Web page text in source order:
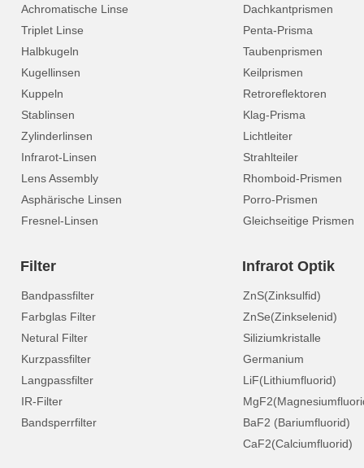
Achromatische Linse
Triplet Linse
Halbkugeln
Kugellinsen
Kuppeln
Stablinsen
Zylinderlinsen
Infrarot-Linsen
Lens Assembly
Asphärische Linsen
Fresnel-Linsen
Dachkantprismen
Penta-Prisma
Taubenprismen
Keilprismen
Retroreflektoren
Klag-Prisma
Lichtleiter
Strahlteiler
Rhomboid-Prismen
Porro-Prismen
Gleichseitige Prismen
Filter
Bandpassfilter
Farbglas Filter
Netural Filter
Kurzpassfilter
Langpassfilter
IR-Filter
Bandsperrfilter
Infrarot Optik
ZnS(Zinksulfid)
ZnSe(Zinkselenid)
Siliziumkristalle
Germanium
LiF(Lithiumfluorid)
BaF2 (Bariumfluorid)
CaF2(Calciumfluorid)